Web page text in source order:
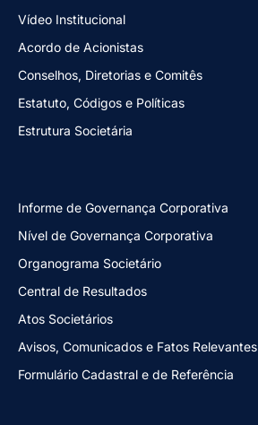
Vídeo Institucional
Acordo de Acionistas
Conselhos, Diretorias e Comitês
Estatuto, Códigos e Políticas
Estrutura Societária
Informe de Governança Corporativa
Nível de Governança Corporativa
Organograma Societário
Central de Resultados
Atos Societários
Avisos, Comunicados e Fatos Relevantes
Formulário Cadastral e de Referência